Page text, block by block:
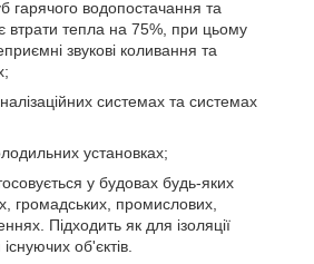
гарячого водопостачання та
втрати тепла на 75%, при цьому
звукові коливання та
системах та системах
установках;
у будовах будь-яких
громадських, промислових,
Підходить як для ізоляції
об'єктів.